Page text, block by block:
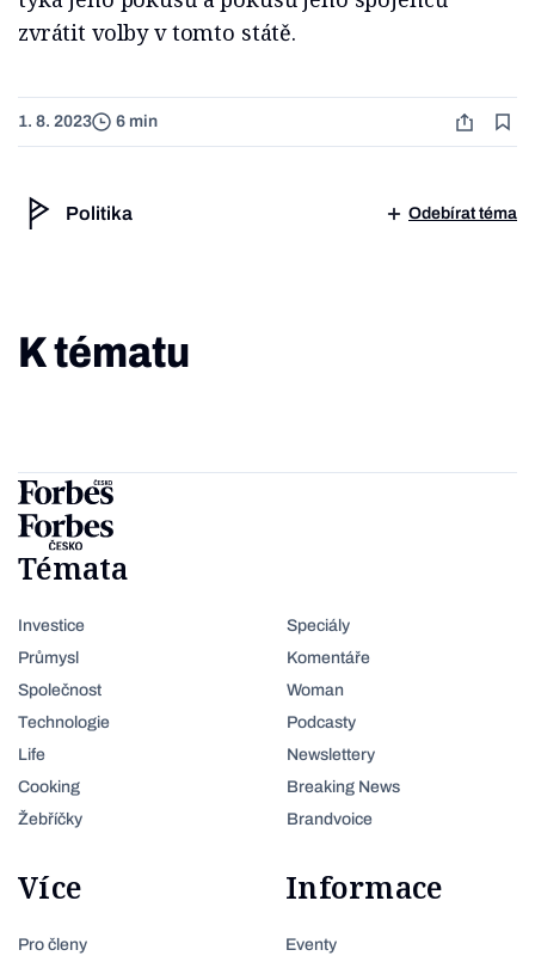
zvrátit volby v tomto státě.
1. 8. 2023 6 min
Politika Odebírat téma
K tématu
Témata
Investice
Průmysl
Společnost
Technologie
Life
Cooking
Žebříčky
Speciály
Komentáře
Woman
Podcasty
Newslettery
Breaking News
Brandvoice
Více
Pro členy
Informace
Eventy